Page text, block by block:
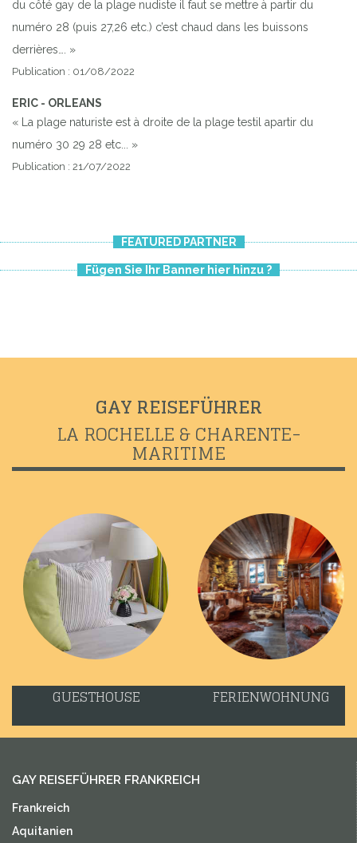
Previous Next
du côté gay de la plage nudiste il faut se mettre à partir du
numéro 28 (puis 27,26 etc.) c’est chaud dans les buissons
derrières…. »
Publication : 01/08/2022
ERIC - ORLEANS
« La plage naturiste est à droite de la plage testil apartir du
numéro 30 29 28 etc... »
Publication : 21/07/2022
FEATURED PARTNER
Fügen Sie Ihr Banner hier hinzu ?
GAY REISEFÜHRER
LA ROCHELLE & CHARENTE-
MARITIME
GUESTHOUSE FERIENWOHNUNG
GAY REISEFÜHRER FRANKREICH
Frankreich
Aquitanien